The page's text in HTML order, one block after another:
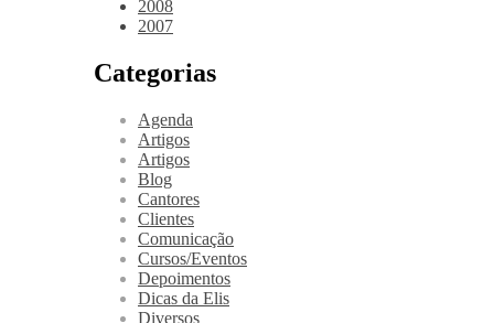
2008
2007
Categorias
Agenda
Artigos
Artigos
Blog
Cantores
Clientes
Comunicação
Cursos/Eventos
Depoimentos
Dicas da Elis
Diversos